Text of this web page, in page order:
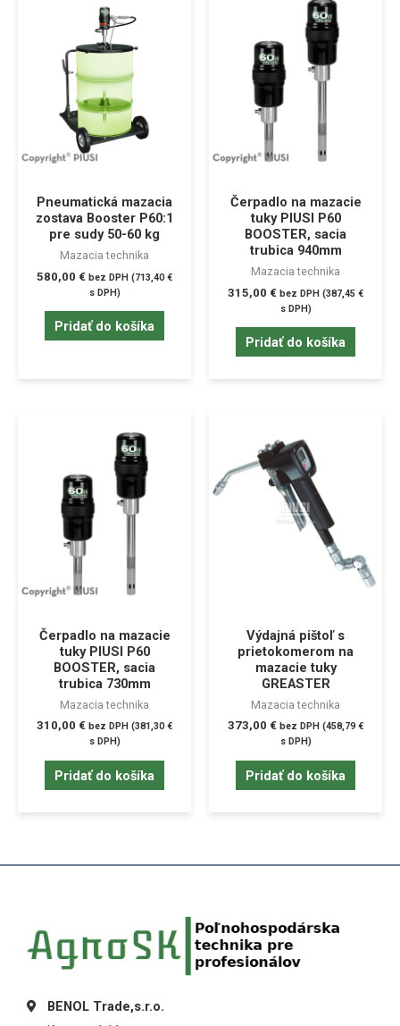
Pneumatická mazacia
zostava Booster P60:1
pre sudy 50-60 kg
Mazacia technika
580,00 € bez DPH (713,40€
s DPH)
Pridať do košíka
Čerpadlo na mazacie
tuky PIUSI P60
BOOSTER, sacia
trubica 940mm
Mazacia technika
315,00 € bez DPH (387,45 €
s DPH)
Pridať do košíka
Čerpadlo na mazacie
tuky PIUSI P60
BOOSTER, sacia
trubica 730mm
Mazacia technika
310,00 € bez DPH (381,30€
s DPH)
Pridať do košíka
Výdajná pištoľ s
prietokomerom na
mazacie tuky
GREASTER
Mazacia technika
373,00 € bez DPH (458,79€
s DPH)
Pridať do košíka
BENOL Trade,s.r.o.